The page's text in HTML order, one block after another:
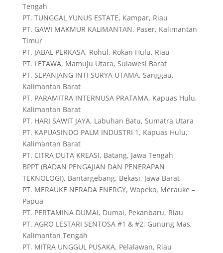
Tengah
PT. TUNGGAL YUNUS ESTATE, Kampar, Riau
PT. GAWI MAKMUR KALIMANTAN, Paser, Kalimantan
Timur
PT. JABAL PERKASA, Rohul, Rokan Hulu, Riau
PT. LETAWA, Mamuju Utara, Sulawesi Barat
PT. SEPANJANG INTI SURYA UTAMA, Sanggau,
Kalimantan Barat
PT. PARAMITRA INTERNUSA PRATAMA, Kapuas Hulu,
Kalimantan Barat
PT. HARI SAWIT JAYA, Labuhan Batu, Sumatra Utara
PT. KAPUASINDO PALM INDUSTRI 1, Kapuas Hulu,
Kalimantan Barat
PT. CITRA DUTA KREASI, Batang, Jawa Tengah
BPPT (BADAN PENGAJIAN DAN PENERAPAN
TEKNOLOGI), Bantargebang, Bekasi, Jawa Barat
PT. MERAUKE NERADA ENERGY, Wapeko, Merauke –
Papua
PT. PERTAMINA DUMAI, Dumai, Pekanbaru, Riau
PT. AGRO LESTARI SENTOSA #1 & #2, Gunung Mas,
Kalimantan Tengah
PT. MITRA UNGGUL PUSAKA, Pelalawan, Riau